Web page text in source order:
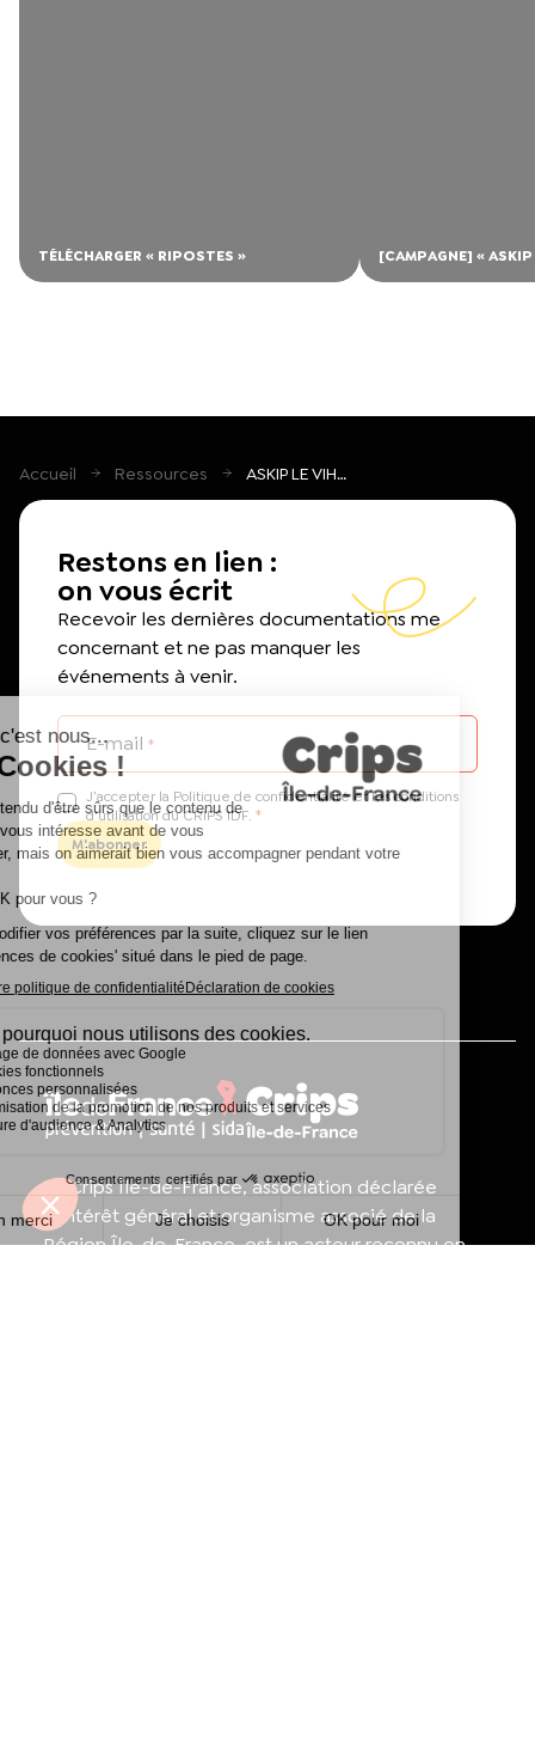
Rechercher
TÉLÉCHARGER « RIPOSTES » [CAMPAGNE] « ASKIP
Accueil Ressources ASKIP LE VIH…
Restons en lien :
on vous écrit
Recevoir les dernières documentations me
concernant et ne pas manquer les
événements à venir.
E-mail *
J’accepter la Politique de confidentialité et les conditions
d'utilisation du CRIPS IDF. *
Le Crips Île-de-France, association déclarée
d’intérêt général et organisme associé de la
Région Île-de-France, est un acteur reconnu en